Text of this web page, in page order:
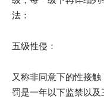
法：
五级性侵：
又称非同意下的性接
罚是一年以下监禁以